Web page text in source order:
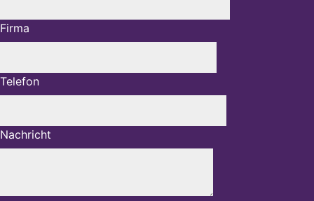
Firma
Telefon
Nachricht